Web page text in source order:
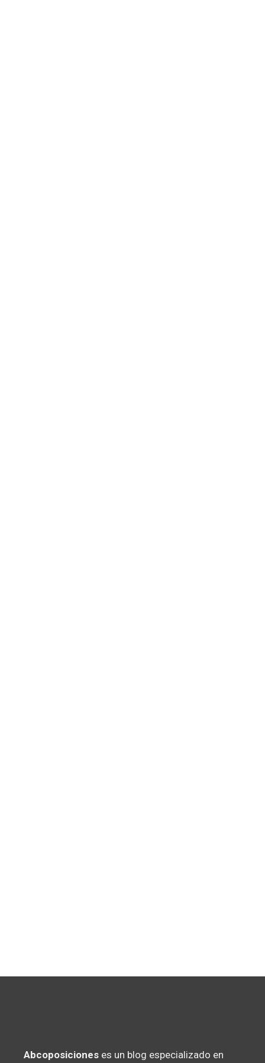
Abcoposiciones es un blog especializado en